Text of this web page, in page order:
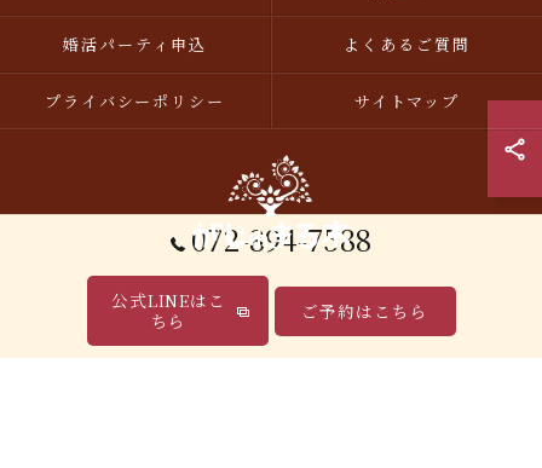
072-894-7588
公式LINEはこ
ちら
ご予約はこちら
婚活パーティ申込 よくあるご質問
プライバシーポリシー サイトマップ
© 2026 大阪の結婚相談所｜20代・無料相談・明瞭な料金「がじゅまる木」【枚方
市】 ALL RIGHTS RESERVED.